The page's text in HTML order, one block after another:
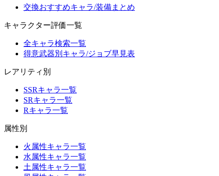
交換おすすめキャラ/装備まとめ
キャラクター評価一覧
全キャラ検索一覧
得意武器別キャラ/ジョブ早見表
レアリティ別
SSRキャラ一覧
SRキャラ一覧
Rキャラ一覧
属性別
火属性キャラ一覧
水属性キャラ一覧
土属性キャラ一覧